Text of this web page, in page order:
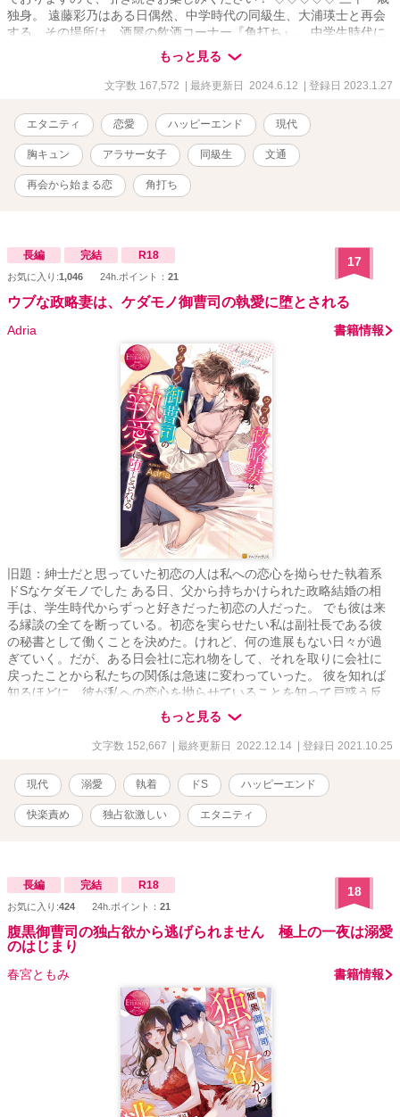
独身。 遠藤彩乃はある日偶然、中学時代の同級生、大浦瑛士と再会
する。その場所は、酒屋の飲酒コーナー『角打ち』。 中学生時代に
文通をしていた二人だが、そのときにしたやらかしで、彩乃は一方
的に罪悪感を抱いていた。そんな彼女に瑛士はグイグイと誘いかけ
攻めてくる。 あれ、これってもしかして付き合っている？ でもどう
れ違い恋愛話。 すべての酒と肴と、甘い恋愛話を愛する人に捧げま
す。
もっと見る
文字数 167,572 | 最終更新日 2024.6.12 | 登録日 2023.1.27
エタニティ 恋愛 ハッピーエンド 現代
胸キュン アラサー女子 同級生 文通
再会から始まる恋 角打ち
長編 完結 R18
お気に入り:1,046 24h.ポイント： 21
17
ウブな政略妻は、ケダモノ御曹司の執愛に堕とされる
Adria 書籍情報
旧題：紳士だと思っていた初恋の人は私への恋心を拗らせた執着系
ドSなケダモノでした ある日、父から持ちかけられた政略結婚の相
手は、学生時代からずっと好きだった初恋の人だった。 でも彼は来
る縁談の全てを断っている。初恋を実らせたい私は副社長である彼
の秘書として働くことを決めた。けれど、何の進展もない日々が過
ぎていく。だが、ある日会社に忘れ物をして、それを取りに会社に
戻ったことから私たちの関係は急速に変わっていった。 彼を知れば
知るほどに、彼が私への恋心を拗らせていることを知って戸惑う反
面嬉しさもあり、私への執着を隠さない彼のペースに翻弄されてい
もっと見る
文字数 152,667 | 最終更新日 2022.12.14 | 登録日 2021.10.25
現代 溺愛 執着 ドS ハッピーエンド
快楽責め 独占欲激しい エタニティ
長編 完結 R18
お気に入り:424 24h.ポイント： 21
18
腹黒御曹司の独占欲から逃げられません 極上の一夜は溺愛
のはじまり
春宮ともみ 書籍情報